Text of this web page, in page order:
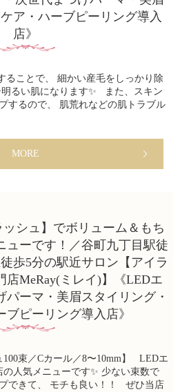
ア・ハーブピーリング導入
店》
ることで、 細かい産毛をしっかり除
るい肌になります✨ また、スキン
するので、 肌荒れなどの肌トラブル
MORE
ッシュ】でボリューム＆もち
ューです！／谷町九丁目駅徒
歩5分の駅近サロン【アイラ
店MeRay(ミレイ)】《LEDエ
パーマ・美眉スタイリング・
ブピーリング導入店》
100束／Cカール／8〜10mm】 LEDエ
人気メニューです✨ 少ない束数で
できて、 モチも良い！！ ぜひ当店